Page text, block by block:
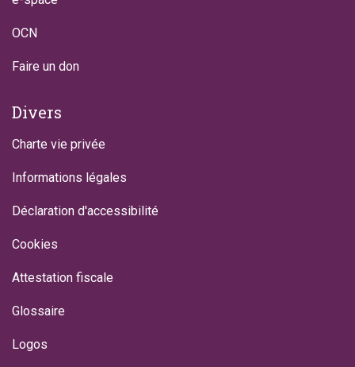
OCN
Faire un don
Divers
Charte vie privée
Informations légales
Déclaration d'accessibilité
Cookies
Attestation fiscale
Glossaire
Logos